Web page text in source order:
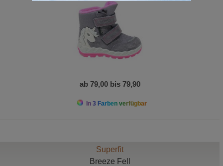
ab 79,00 bis 79,90
In 3 Farben verfügbar
Superfit
Breeze Fell